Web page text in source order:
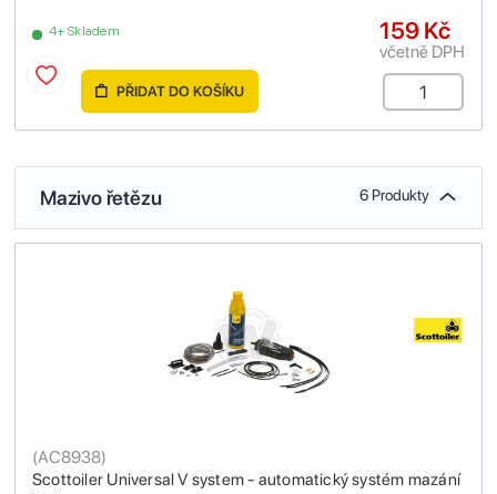
4+ Skladem 159 Kč
včetně DPH
PŘIDAT DO KOŠÍKU
Mazivo řetězu 6 Produkty
Scottoiler Universal V system - automatický systém mazání
(AC8938)